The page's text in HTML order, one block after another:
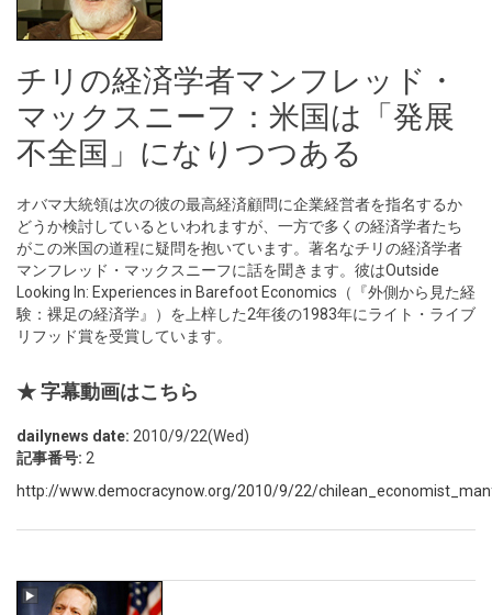
チリの経済学者マンフレッド・
マックスニーフ：米国は「発展
不全国」になりつつある
オバマ大統領は次の彼の最高経済顧問に企業経営者を指名するか
どうか検討しているといわれますが、一方で多くの経済学者たち
がこの米国の道程に疑問を抱いています。著名なチリの経済学者
マンフレッド・マックスニーフに話を聞きます。彼はOutside
Looking In: Experiences in Barefoot Economics（『外側から見た経
験：裸足の経済学』）を上梓した2年後の1983年にライト・ライブ
リフッド賞を受賞しています。
★ 字幕動画はこちら
dailynews date: 2010/9/22(Wed)
記事番号: 2
http://www.democracynow.org/2010/9/22/